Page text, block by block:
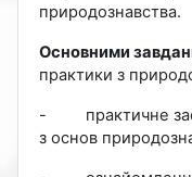
природознавства.
Основними
практики з
- практичне
з основ